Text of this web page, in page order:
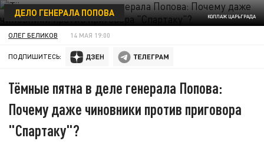
КОЛЛАЖ ЦАРЬГРАДА
ДЕЛО ГЕНЕРАЛА ПОПОВА
ОЛЕГ БЕЛИКОВ 14 МАЯ 19:00
ПОДПИШИТЕСЬ:
Тёмные пятна в деле генерала Попова:
Почему даже чиновники против приговора
"Спартаку"?